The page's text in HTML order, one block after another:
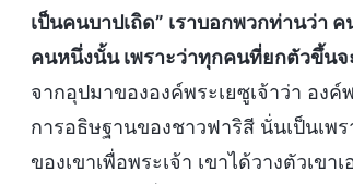
เป็นคนบาปเถิด” เราบอกพวกท่านว่า
คนหนึ่งนั้น เพราะว่าทุกคนที่ยกตัวขึ้น
จากอุปมาขององค์พระเยซูเจ้าว่า อง
การอธิษฐานของชาวฟาริสี นั่นเป็นเพ
ของเขาเพื่อพระเจ้า เขาได้วางตัวเข